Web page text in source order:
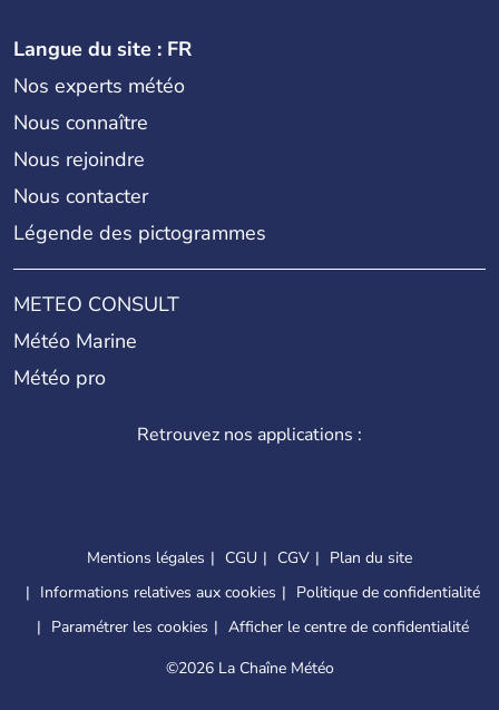
Langue du site : FR
Nos experts météo
Nous connaître
Nous rejoindre
Nous contacter
Légende des pictogrammes
METEO CONSULT
Météo Marine
Météo pro
Retrouvez nos applications :
Mentions légales CGU CGV
Plan du site
Informations relatives aux cookies
Politique de confidentialité
Paramétrer les cookies
Afficher le centre de confidentialité
©2026 La Chaîne Météo